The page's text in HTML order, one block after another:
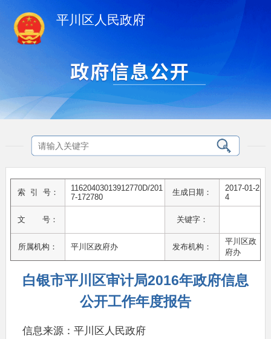
平川区人民政府
索 引 号：
11620403013912770D/201
7-172780
生成日期：
2017-01-2
4
文 号： 关键字：
所属机构： 平川区政府办 发布机构：
平川区政
府办
白银市平川区审计局2016年政府信息
公开工作年度报告
信息来源：平川区人民政府